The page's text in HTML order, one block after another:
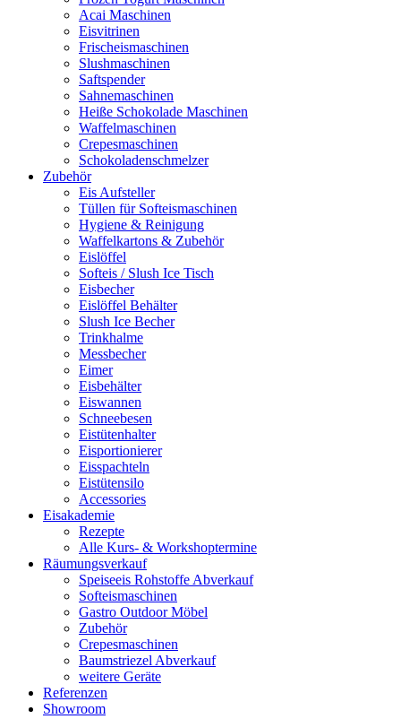
Acai Maschinen
Eisvitrinen
Frischeismaschinen
Slushmaschinen
Saftspender
Sahnemaschinen
Heiße Schokolade Maschinen
Waffelmaschinen
Crepesmaschinen
Schokoladenschmelzer
Zubehör
Eis Aufsteller
Tüllen für Softeismaschinen
Hygiene & Reinigung
Waffelkartons & Zubehör
Eislöffel
Softeis / Slush Ice Tisch
Eisbecher
Eislöffel Behälter
Slush Ice Becher
Trinkhalme
Messbecher
Eimer
Eisbehälter
Eiswannen
Schneebesen
Eistütenhalter
Eisportionierer
Eisspachteln
Eistütensilo
Accessories
Eisakademie
Rezepte
Alle Kurs- & Workshoptermine
Räumungsverkauf
Speiseeis Rohstoffe Abverkauf
Softeismaschinen
Gastro Outdoor Möbel
Zubehör
Crepesmaschinen
Baumstriezel Abverkauf
weitere Geräte
Referenzen
Showroom